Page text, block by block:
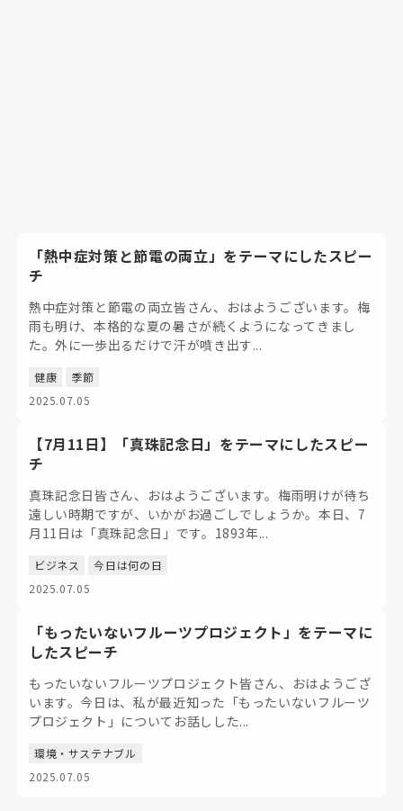
「熱中症対策と節電の両立」をテーマにしたスピー
チ
熱中症対策と節電の両立皆さん、おはようございます。梅
雨も明け、本格的な夏の暑さが続くようになってきまし
た。外に一歩出るだけで汗が噴き出す...
健康
季節
2025.07.05
【7月11日】「真珠記念日」をテーマにしたスピー
チ
真珠記念日皆さん、おはようございます。梅雨明けが待ち
遠しい時期ですが、いかがお過ごしでしょうか。本日、7
月11日は「真珠記念日」です。1893年...
ビジネス
今日は何の日
2025.07.05
「もったいないフルーツプロジェクト」をテーマに
したスピーチ
もったいないフルーツプロジェクト皆さん、おはようござ
います。今日は、私が最近知った「もったいないフルーツ
プロジェクト」についてお話しした...
環境・サステナブル
2025.07.05